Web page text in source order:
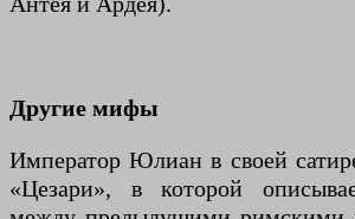
Другие мифы
Император Юлиан в своей
«Цезари», в которой